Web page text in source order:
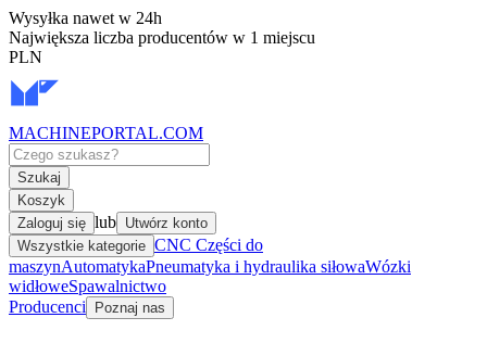
Wysyłka nawet w 24h
Największa liczba producentów w 1 miejscu
PLN
MACHINEPORTAL.COM
Szukaj
Koszyk
Zaloguj się lub Utwórz konto
Wszystkie kategorie CNC Części do
maszynAutomatykaPneumatyka i hydraulika siłowaWózki
widłoweSpawalnictwo
Producenci
Poznaj nas